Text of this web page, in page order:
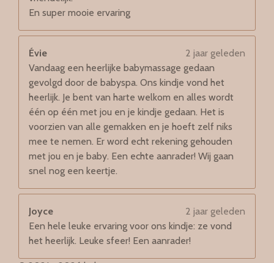
En super mooie ervaring
Évie
2 jaar geleden
Vandaag een heerlijke babymassage gedaan
gevolgd door de babyspa. Ons kindje vond het
heerlijk. Je bent van harte welkom en alles wordt
één op één met jou en je kindje gedaan. Het is
voorzien van alle gemakken en je hoeft zelf niks
mee te nemen. Er word echt rekening gehouden
met jou en je baby. Een echte aanrader! Wij gaan
snel nog een keertje.
Joyce
2 jaar geleden
Een hele leuke ervaring voor ons kindje: ze vond
het heerlijk. Leuke sfeer! Een aanrader!